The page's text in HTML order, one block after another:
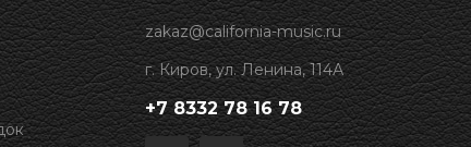
zakaz@california-music.ru
г. Киров, ул. Ленина, 114А
+7 8332 78 16 78